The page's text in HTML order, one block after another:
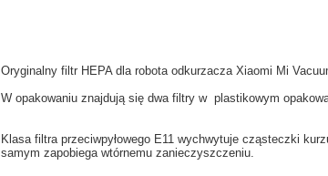
Oryginalny filtr HEPA dla robota odkurzacza Xiaomi Mi
W opakowaniu znajdują się dwa filtry w plastikowym
Klasa filtra przeciwpyłowego E11 wychwytuje cząsteczki
samym zapobiega wtórnemu zanieczyszczeniu.